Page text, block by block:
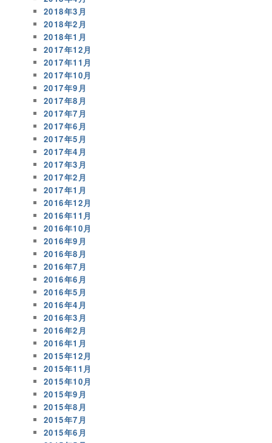
2018年3月
2018年2月
2018年1月
2017年12月
2017年11月
2017年10月
2017年9月
2017年8月
2017年7月
2017年6月
2017年5月
2017年4月
2017年3月
2017年2月
2017年1月
2016年12月
2016年11月
2016年10月
2016年9月
2016年8月
2016年7月
2016年6月
2016年5月
2016年4月
2016年3月
2016年2月
2016年1月
2015年12月
2015年11月
2015年10月
2015年9月
2015年8月
2015年7月
2015年6月